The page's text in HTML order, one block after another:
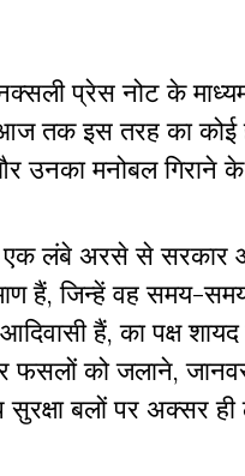
प्रेस नोट के
तक इस तरह का कोई
उनका मनोबल
एक लंबे अरसे से
हैं, जिन्हें वह समय-
हैं, का पक्ष शायद
फसलों को जलाने,
बलों पर अक्सर